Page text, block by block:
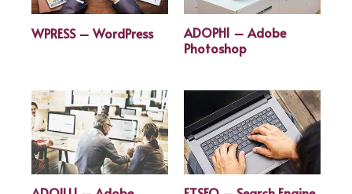
WPRESS – WordPress
ADOPH1 – Adobe
Photoshop